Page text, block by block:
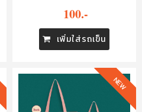
100.-
เพิ่มใส่รถเข็น
NEW